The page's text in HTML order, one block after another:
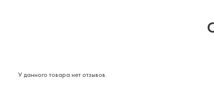
У данного товара нет отзывов.